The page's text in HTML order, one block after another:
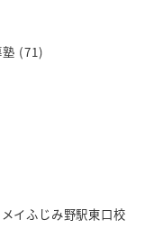
(71)
イふじみ野駅東口校